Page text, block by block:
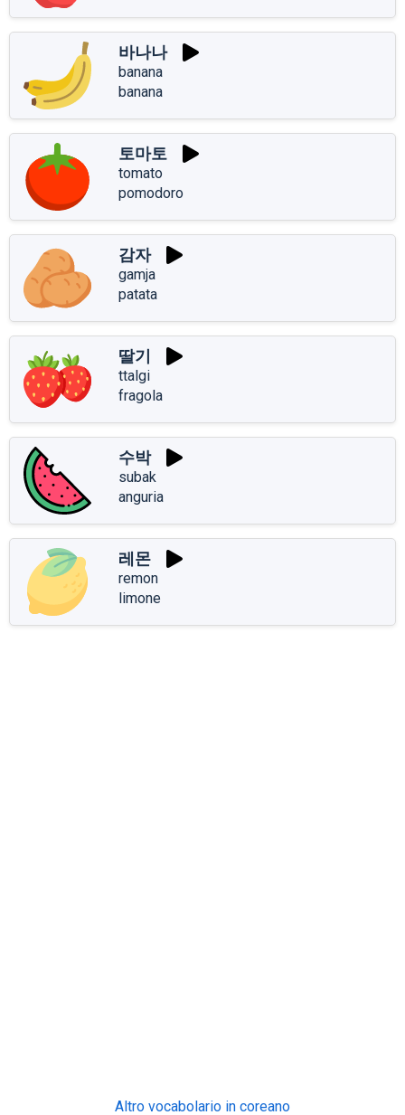
바나나
banana
banana
토마토
tomato
pomodoro
감자
gamja
patata
딸기
ttalgi
fragola
수박
subak
anguria
레몬
remon
limone
Altro vocabolario in coreano